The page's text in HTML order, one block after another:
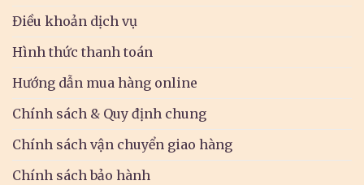
Điều khoản dịch vụ
Hình thức thanh toán
Hướng dẫn mua hàng online
Chính sách & Quy định chung
Chính sách vận chuyển giao hàng
Chính sách bảo hành